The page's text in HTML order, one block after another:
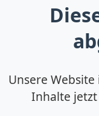
Unsere
Inhalte